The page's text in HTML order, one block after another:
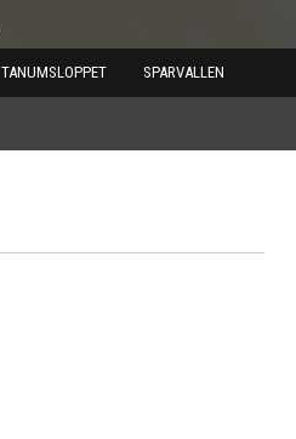
TANUMSLOPPET SPARVALLEN